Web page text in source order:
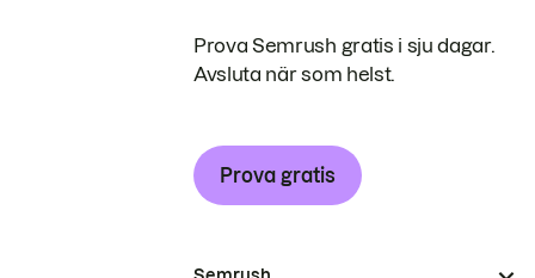
Prova Semrush gratis i sju dagar.
Avsluta när som helst.
Prova gratis